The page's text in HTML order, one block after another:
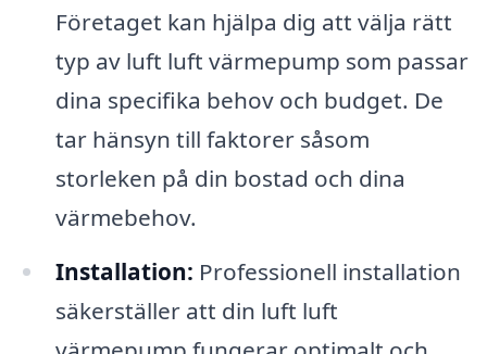
Företaget kan hjälpa dig att välja rätt
typ av luft luft värmepump som passar
dina specifika behov och budget. De
tar hänsyn till faktorer såsom
storleken på din bostad och dina
värmebehov.
Installation: Professionell installation
säkerställer att din luft luft